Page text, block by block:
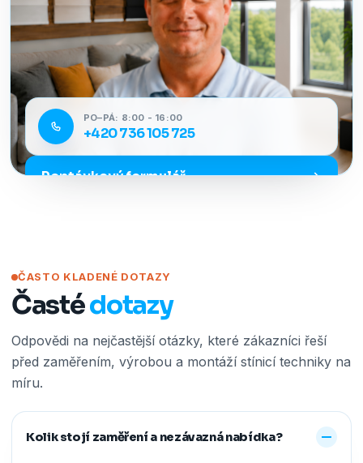
PO–PÁ: 8:00 - 16:00
+420 736 105 725
Poptávkový formulář
ČASTO KLADENÉ DOTAZY
Častédotazy
Odpovědi na nejčastější otázky, které zákazníci řeší
před zaměřením, výrobou a montáží stínicí techniky na
míru.
Kolik stojí zaměření a nezávazná nabídka?